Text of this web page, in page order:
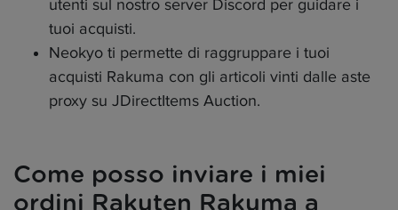
utenti sul nostro server Discord per guidare i
tuoi acquisti.
Neokyo ti permette di raggruppare i tuoi
acquisti Rakuma con gli articoli vinti dalle aste
proxy su JDirectItems Auction.
Come posso inviare i miei
ordini Rakuten Rakuma a